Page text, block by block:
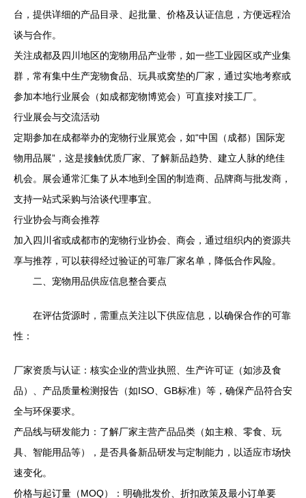
台，提供详细的产品目录、起批量、价格及认证信息，方便远程洽
谈与合作。
关注成都及四川地区的宠物用品产业带，如一些工业园区或产业集
群，常有集中生产宠物食品、玩具或窝垫的厂家，通过实地考察或
参加本地行业展会（如成都宠物博览会）可直接对接工厂。
行业展会与交流活动
定期参加在成都举办的宠物行业展览会，如“中国（成都）国际宠
物用品展”，这是接触优质厂家、了解新品趋势、建立人脉的绝佳
机会。展会通常汇集了从本地到全国的制造商、品牌商与批发商，
支持一站式采购与洽谈代理事宜。
行业协会与商会推荐
加入四川省或成都市的宠物行业协会、商会，通过组织内的资源共
享与推荐，可以获得经过验证的可靠厂家名单，降低合作风险。
二、宠物用品供应信息整合要点
在评估货源时，需重点关注以下供应信息，以确保合作的可靠
性：
厂家资质与认证：核实企业的营业执照、生产许可证（如涉及食
品）、产品质量检测报告（如ISO、GB标准）等，确保产品符合安
全与环保要求。
产品线与研发能力：了解厂家主营产品品类（如主粮、零食、玩
具、智能用品等），是否具备新品研发与定制能力，以适应市场快
速变化。
价格与起订量（MOQ）：明确批发价、折扣政策及最小订单要